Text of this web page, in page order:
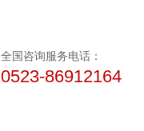
全国咨询服务电话：
0523-86912164